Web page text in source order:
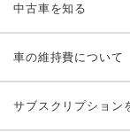
中古車を知る
車の維持費について
サブスクリプション